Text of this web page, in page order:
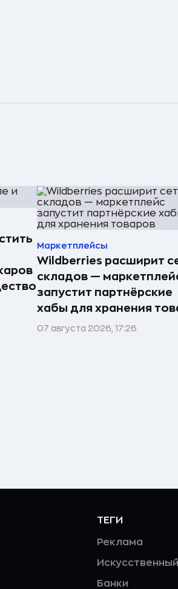
Маркетплейсы
Wildberries расширит
складов —
запустит партнёрские
хабы для хранения
07 августа 2026, 17:26
ТЕГИ
Реклама
Банки